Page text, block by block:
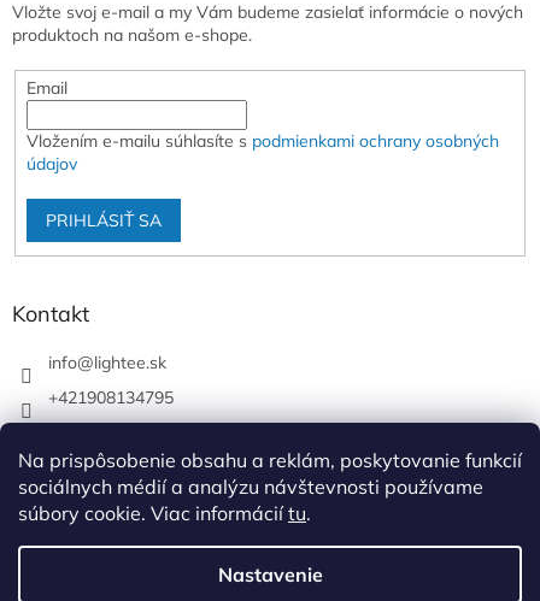
Na prispôsobenie obsahu a reklám, poskytovanie funkcií
sociálnych médií a analýzu návštevnosti používame
súbory cookie. Viac informáciítu.
Nastavenie
Vložte svoj e-mail a my Vám budeme zasielať informácie o nových
produktoch na našom e-shope.
Email
Vložením e-mailu súhlasíte s podmienkami ochrany osobných
údajov
PRIHLÁSIŤ SA
Kontakt
info@lightee.sk
+421908134795
lightee.sk